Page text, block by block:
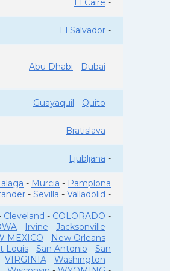
El Caire -
El Salvador -
Abu Dhabi - Dubai -
Guayaquil - Quito -
Bratislava -
Ljubljana -
- Murcia - Pamplona
- Sevilla - Valladolid -
Cleveland - COLORADO -
- Irvine - Jacksonville -
MEXICO - New Orleans -
Louis - San Antonio - San
- VIRGINIA - Washington -